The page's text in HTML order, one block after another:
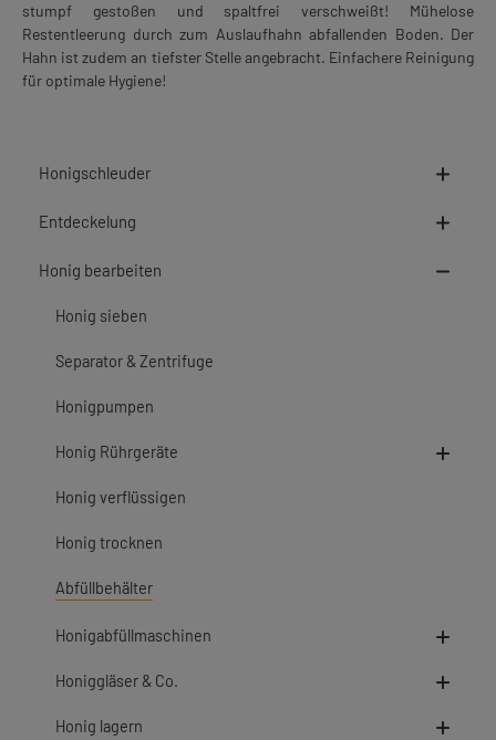
stumpf gestoßen und spaltfrei verschweißt! Mühelose
Restentleerung durch zum Auslaufhahn abfallenden Boden. Der
Hahn ist zudem an tiefster Stelle angebracht. Einfachere Reinigung
für optimale Hygiene!
Honigschleuder
Entdeckelung
Honig bearbeiten
Honig sieben
Separator & Zentrifuge
Honigpumpen
Honig Rührgeräte
Honig verflüssigen
Honig trocknen
Abfüllbehälter
Honigabfüllmaschinen
Honiggläser & Co.
Honig lagern